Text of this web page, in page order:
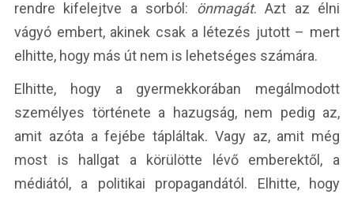
rendre kifelejtve a sorból: önmagát. Azt az élni
vágyó embert, akinek csak a létezés jutott – mert
elhitte, hogy más út nem is lehetséges számára.
Elhitte, hogy a gyermekkorában megálmodott
személyes története a hazugság, nem pedig az,
amit azóta a fejébe tápláltak. Vagy az, amit még
most is hallgat a körülötte lévő emberektől, a
médiától, a politikai propagandától. Elhitte, hogy